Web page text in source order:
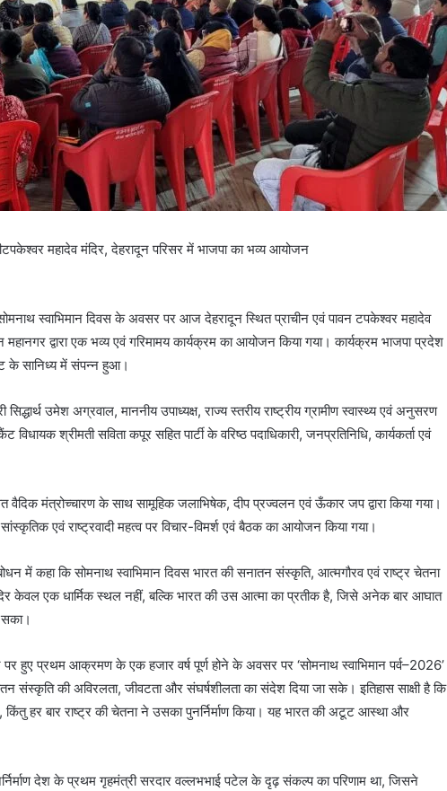
महादेव मंदिर, देहरादून परिसर में भाजपा का भव्य आयोजन
स्वाभिमान दिवस के अवसर पर आज देहरादून स्थित प्राचीन एवं पावन टपकेश्वर महादेव
महानगर द्वारा एक भव्य एवं गरिमामय कार्यक्रम का आयोजन किया गया। कार्यक्रम भाजपा प्रदेश
के सानिध्य में संपन्न हुआ।
उमेश अग्रवाल, माननीय उपाध्यक्ष, राज्य स्तरीय राष्ट्रीय ग्रामीण स्वास्थ्य एवं अनुसरण
श्रीमती सविता कपूर सहित पार्टी के वरिष्ठ पदाधिकारी, जनप्रतिनिधि, कार्यकर्ता एवं
वैदिक मंत्रोच्चारण के साथ सामूहिक जलाभिषेक, दीप प्रज्वलन एवं ऊँकार जप द्वारा किया गया।
एवं राष्ट्रवादी महत्व पर विचार-विमर्श एवं बैठक का आयोजन किया गया।
में कहा कि सोमनाथ स्वाभिमान दिवस भारत की सनातन संस्कृति, आत्मगौरव एवं राष्ट्र चेतना
केवल एक धार्मिक स्थल नहीं, बल्कि भारत की उस आत्मा का प्रतीक है, जिसे अनेक बार आघात
पर हुए प्रथम आक्रमण के एक हजार वर्ष पूर्ण होने के अवसर पर ‘सोमनाथ स्वाभिमान पर्व–2026’
संस्कृति की अविरलता, जीवटता और संघर्षशीलता का संदेश दिया जा सके। इतिहास साक्षी है कि
किंतु हर बार राष्ट्र की चेतना ने उसका पुनर्निर्माण किया। यह भारत की अटूट आस्था और
देश के प्रथम गृहमंत्री सरदार वल्लभभाई पटेल के दृढ़ संकल्प का परिणाम था, जिसने